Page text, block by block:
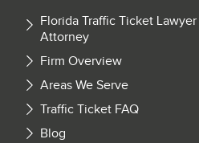
Florida Traffic Ticket
Attorney
Firm Overview
Areas We Serve
Traffic Ticket FAQ
Blog